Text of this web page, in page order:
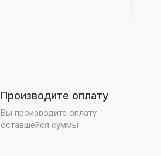
Производите оплату
Вы производите оплату
оставшейся суммы